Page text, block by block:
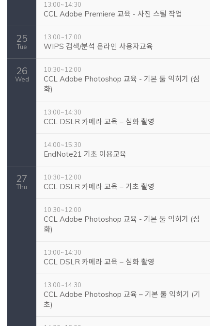
13:00~14:30
CCL Adobe Premiere 교육 - 사진 스틸 작업
25
Tue
13:00~17:00
WIPS 검색/분석 온라인 사용자교육
26
Wed
10:30~12:00
CCL Adobe Photoshop 교육 - 기본 툴 익히기 (심
화)
13:00~14:30
CCL DSLR 카메라 교육 – 심화 촬영
14:00~15:30
EndNote21 기초 이용교육
27
Thu
10:30~12:00
CCL DSLR 카메라 교육 – 기초 촬영
10:30~12:00
CCL Adobe Photoshop 교육 - 기본 툴 익히기 (심
화)
13:00~14:30
CCL DSLR 카메라 교육 – 심화 촬영
13:00~14:30
CCL Adobe Photoshop 교육 – 기본 툴 익히기 (기
초)